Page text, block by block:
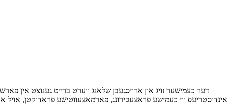
דער כעמישער זויג און ארויסגעבן שלאנג ווערט ברייט גענוצט אין
אינדוסטריעס ווי כעמישע פראצעסירונג, פארמאצעווטישע פראדוקטן, אויל